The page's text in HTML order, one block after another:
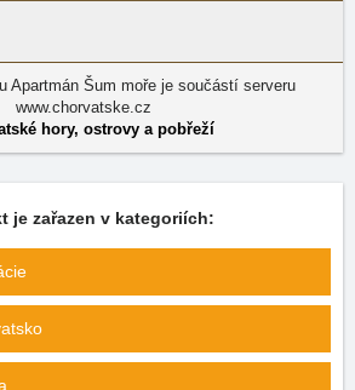
Apartmán Šum moře je součástí serveru
www.chorvatske.cz
hory, ostrovy a pobřeží
je zařazen v kategoriích: